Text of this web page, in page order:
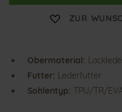
ZUR
Obermaterial:
Futter: Lederfutter
Sohlentyp: TPU/TR/